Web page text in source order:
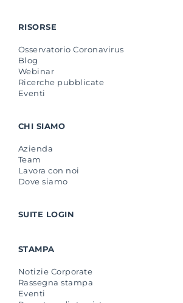
RISORSE
Osservatorio Coronavirus
Blog
Webinar
Ricerche pubblicate
Eventi
CHI SIAMO
Azienda
Team
Lavora con noi
Dove siamo
SUITE LOGIN
STAMPA
Notizie Corporate
Rassegna stampa
Eventi